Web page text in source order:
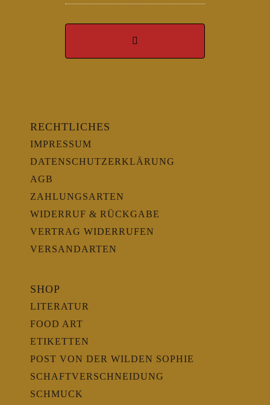
RECHTLICHES
IMPRESSUM
DATENSCHUTZERKLÄRUNG
AGB
ZAHLUNGSARTEN
WIDERRUF & RÜCKGABE
VERTRAG WIDERRUFEN
VERSANDARTEN
SHOP
LITERATUR
FOOD ART
ETIKETTEN
POST VON DER WILDEN SOPHIE
SCHAFTVERSCHNEIDUNG
SCHMUCK